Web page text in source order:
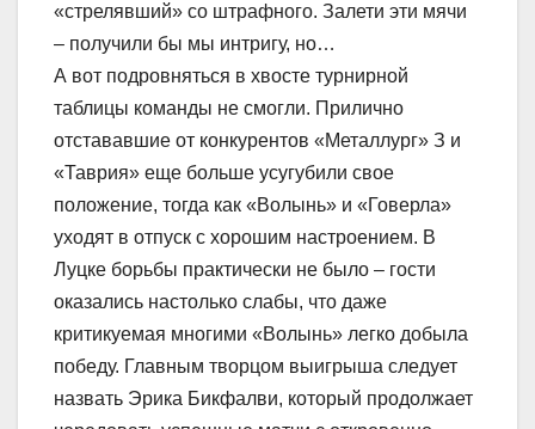
«стрелявший» со штрафного. Залети эти мячи
– получили бы мы интригу, но…
А вот подровняться в хвосте турнирной
таблицы команды не смогли. Прилично
отстававшие от конкурентов «Металлург» З и
«Таврия» еще больше усугубили свое
положение, тогда как «Волынь» и «Говерла»
уходят в отпуск с хорошим настроением. В
Луцке борьбы практически не было – гости
оказались настолько слабы, что даже
критикуемая многими «Волынь» легко добыла
победу. Главным творцом выигрыша следует
назвать Эрика Бикфалви, который продолжает